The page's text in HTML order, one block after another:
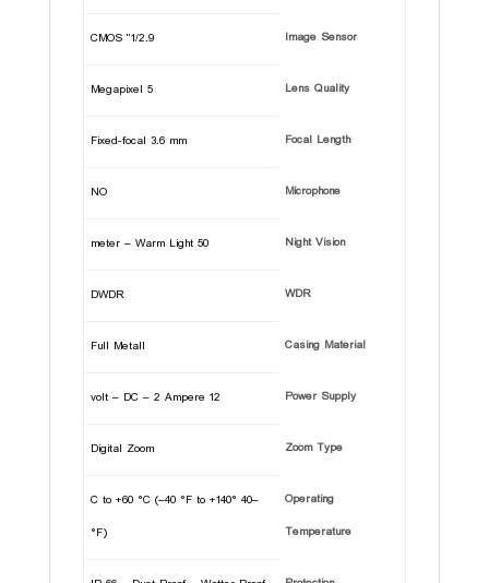
Image Sensor
1/2.9" CMOS
Lens Quality
5 Megapixel
Focal Length
Fixed-focal 3.6 mm
Microphone
NO
Night Vision
50 meter – Warm Light
WDR
DWDR
Casing Material
Full Metall
Power Supply
12 volt – DC – 2 Ampere
Zoom Type
Digital Zoom
Operating
Temperature
–40 °C to +60 °C (–40 °F to +140
°F)